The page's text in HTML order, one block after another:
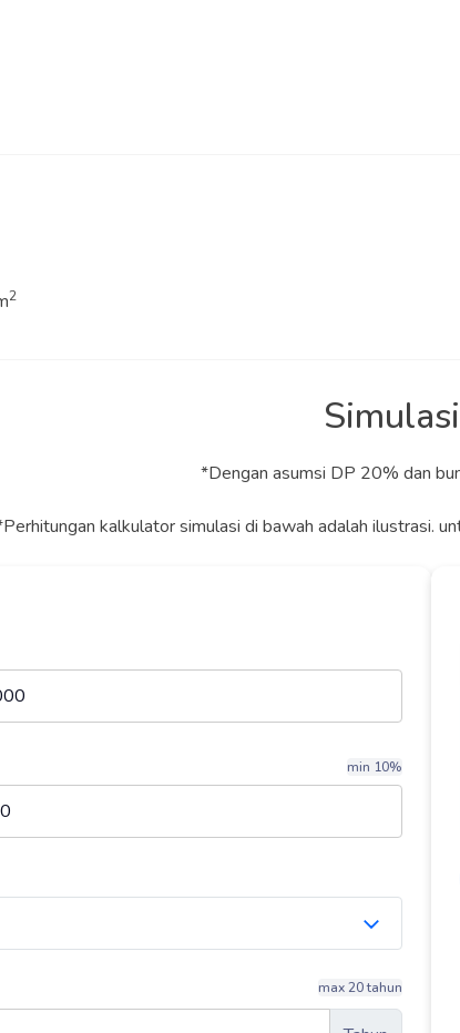
2
*Dengan asumsi DP 20% dan
kalkulator simulasi di bawah adalah ilustrasi.
min 10%
max 20 tahun